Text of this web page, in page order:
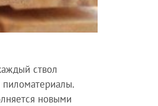
ствол
пиломатериалы.
новыми